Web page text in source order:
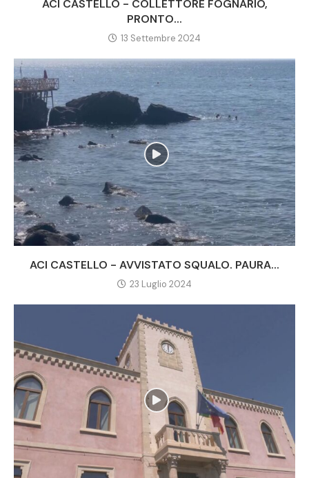
ACI CASTELLO - COLLETTORE FOGNARIO,
PRONTO...
13 Settembre 2024
ACI CASTELLO - AVVISTATO SQUALO. PAURA...
23 Luglio 2024